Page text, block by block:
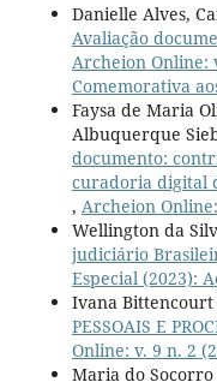
Danielle Alves,
Avaliação
Archeion Online:
Comemorativa
Faysa de Maria
Albuquerque
documento:
curadoria digital
, Archeion
Wellington da
judiciário
Especial (2023):
Ivana Bittencourt
PESSOAIS E
Online: v. 9 n. 2
Maria do